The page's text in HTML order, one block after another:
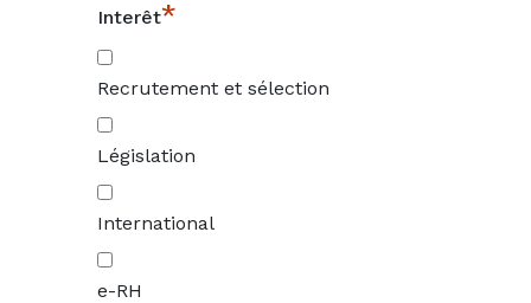
Interêt*
Recrutement et sélection
Législation
International
e-RH